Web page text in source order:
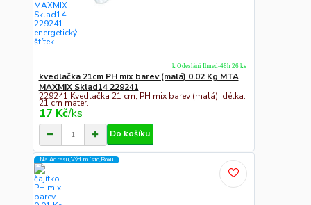
kvedlačka 21cm PH mix barev (malá) 0.02 Kg MTA
MAXMIX Sklad14 229241
229241 Kvedlačka 21 cm, PH mix barev (malá). délka:
21 cm mater...
17 Kč/ks
k Odeslání Ihned-48h 26 ks
Do košíku
Na Adresu,Výd.místo,Boxu